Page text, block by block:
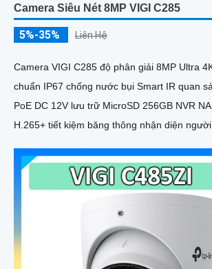
Camera Siêu Nét 8MP VIGI C285
5%-35% Liên Hệ
Camera VIGI C285 độ phân giải 8MP Ultra
chuẩn IP67 chống nước bụi Smart IR quan
PoE DC 12V lưu trữ MicroSD 256GB NVR
H.265+ tiết kiệm băng thông nhận diện người
trình duyệt web giám sát sắc nét